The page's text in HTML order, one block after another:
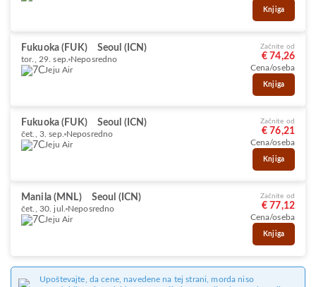
Knjiga
Fukuoka (FUK) Seoul (ICN)
tor., 29. sep. Neposredno
Jeju Air
Začnite od
€ 74,26
Cena/oseba
Knjiga
Fukuoka (FUK) Seoul (ICN)
čet., 3. sep. Neposredno
Jeju Air
Začnite od
€ 76,21
Cena/oseba
Knjiga
Manila (MNL) Seoul (ICN)
čet., 30. jul.
Neposredno
Jeju Air
Začnite od
€ 77,12
Cena/oseba
Knjiga
Upoštevajte, da cene, navedene na tej strani, morda niso